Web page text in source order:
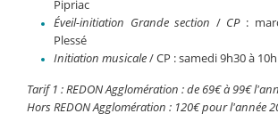
Pipriac
Éveil-initiation Grande section /CP :
Plessé
Initiation musicale/ CP : samedi 9h30 à
Tarif 1 : REDON Agglomération : de 69€ à 99€
Hors REDON Agglomération : 120€ pour l'année